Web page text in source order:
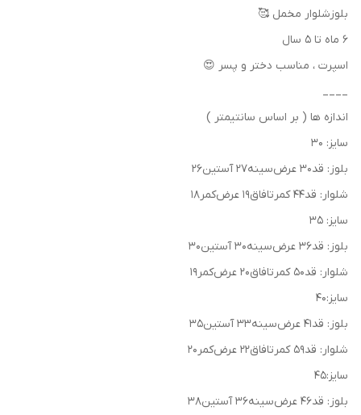
بلوز‌شلوار‌ مخمل 🥰
۶ ماه‌ تا ۵ سال
اسپرت ، مناسب دختر و پسر 😍
____
اندازه ها ( بر اساس سانتیمتر )
سایز: ۳۰
بلوز: قد۳۰ عرض‌سینه۲۷ آستین۲۶
شلوار: قد۴۴ کمرتافاق۱۹ عرض‌کمر۱۸
سایز: ۳۵
بلوز: قد۳۶ عرض‌سینه۳۰ آستین۳۰
شلوار: قد۵۰ کمرتافاق۲۰ عرض‌کمر۱۹
سایز:۴۰
بلوز: قد۴۱ عرض‌سینه۳۳ آستین۳۵
شلوار: قد۵۹ کمرتافاق۲۲ عرض‌کمر۲۰
سایز:۴۵
بلوز: قد۴۶ عرض‌سینه۳۶ آستین۳۸